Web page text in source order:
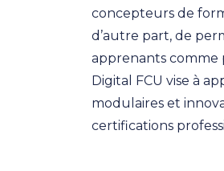
concepteurs de
d’autre part, de
apprenants comme
Digital FCU vise à
modulaires et
certifications